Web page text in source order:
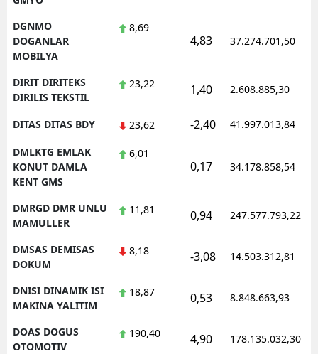
DGNMO
DOGANLAR
MOBILYA
8,69
4,83 37.274.701,50
DIRIT DIRITEKS
DIRILIS TEKSTIL
23,22 1,40 2.608.885,30
DITAS DITAS BDY 23,62 -2,40 41.997.013,84
DMLKTG EMLAK
KONUT DAMLA
KENT GMS
6,01
0,17 34.178.858,54
DMRGD DMR UNLU
MAMULLER
11,81 0,94 247.577.793,22
DMSAS DEMISAS
DOKUM
8,18 -3,08 14.503.312,81
DNISI DINAMIK ISI
MAKINA YALITIM
18,87 0,53 8.848.663,93
DOAS DOGUS
OTOMOTIV
190,40 4,90 178.135.032,30